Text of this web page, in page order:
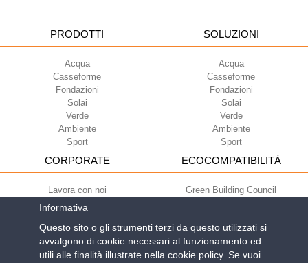
PRODOTTI
Acqua
Casseforme
Fondazioni
Solai
Verde
Ambiente
Sport
SOLUZIONI
Acqua
Casseforme
Fondazioni
Solai
Verde
Ambiente
Sport
CORPORATE
Lavora con noi
Termini di utilizzo
Newsletter
ECOCOMPATIBILITÀ
Green Building Council
Informativa
Questo sito o gli strumenti terzi da questo utilizzati si
avvalgono di cookie necessari al funzionamento ed
utili alle finalità illustrate nella cookie policy. Se vuoi